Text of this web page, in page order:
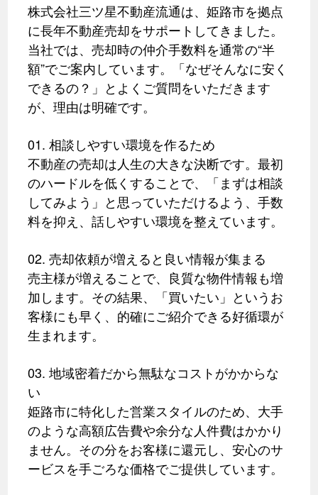
株式会社三ツ星不動産流通は、姫路市を拠点
に長年不動産売却をサポートしてきました。
当社では、売却時の仲介手数料を通常の“半
額”でご案内しています。「なぜそんなに安く
できるの？」とよくご質問をいただきます
が、理由は明確です。
01. 相談しやすい環境を作るため
不動産の売却は人生の大きな決断です。最初
のハードルを低くすることで、「まずは相談
してみよう」と思っていただけるよう、手数
料を抑え、話しやすい環境を整えています。
02. 売却依頼が増えると良い情報が集まる
売主様が増えることで、良質な物件情報も増
加します。その結果、「買いたい」というお
客様にも早く、的確にご紹介できる好循環が
生まれます。
03. 地域密着だから無駄なコストがかからな
い
姫路市に特化した営業スタイルのため、大手
のような高額広告費や余分な人件費はかかり
ません。その分をお客様に還元し、安心のサ
ービスを手ごろな価格でご提供しています。